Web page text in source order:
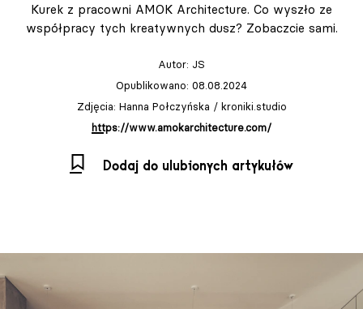
Kurek z pracowni AMOK Architecture. Co wyszło ze
współpracy tych kreatywnych dusz? Zobaczcie sami.
Autor: JS
Opublikowano: 08.08.2024
Zdjęcia: Hanna Połczyńska / kroniki.studio
https://www.amokarchitecture.com/
Dodaj do ulubionych artykułów